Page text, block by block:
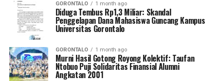
GORONTALO 1 month ago
Diduga Tembus Rp1,3 Miliar: Skandal
Penggelapan Dana Mahasiswa Guncang Kampus
Universitas Gorontalo
GORONTALO 1 month ago
Murni Hasil Gotong Royong Kolektif: Taufan
Ntobuo Puji Solidaritas Finansial Alumni
Angkatan 2001